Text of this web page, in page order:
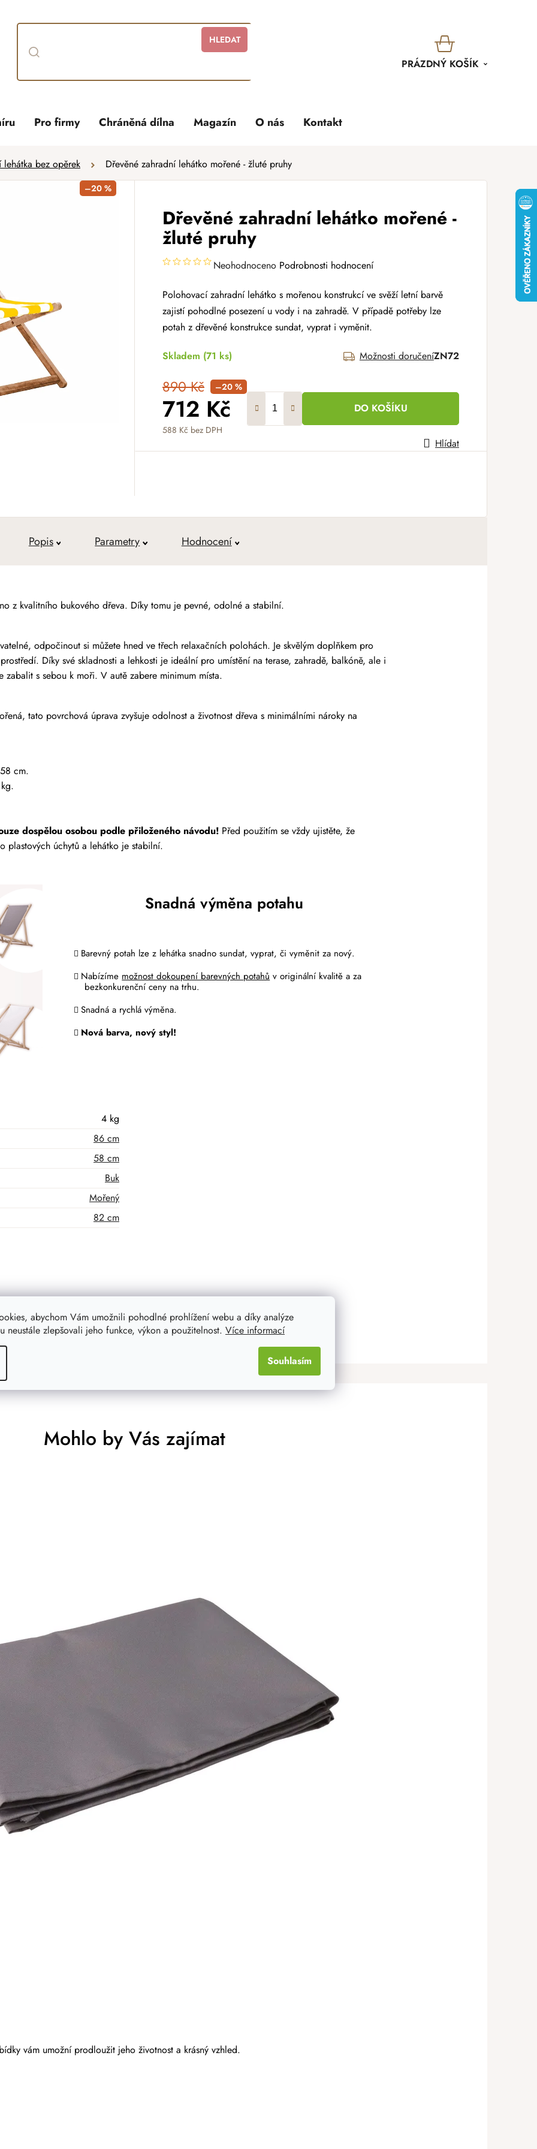
abychom Vám umožnili pohodlné prohlížení webu a díky analýze
neustále zlepšovali jeho funkce, výkon a použitelnost. Více informací
Souhlasím
HLEDAT
KOŠÍK
PRÁZDNÝ KOŠÍK
Pro firmy Chráněná dílna Magazín O nás Kontakt
lehátka bez opěrek Dřevěné zahradní lehátko mořené - žluté pruhy
Dřevěné zahradní lehátko mořené -
žluté pruhy
Neohodnoceno Podrobnosti hodnocení
Polohovací zahradní lehátko s mořenou konstrukcí ve svěží letní barvě
zajistí pohodlné posezení u vody i na zahradě. V případě potřeby lze
potah z dřevěné konstrukce sundat, vyprat i vyměnit.
Skladem (71 ks) Možnosti doručeníZN72
890 Kč –20 %
712 Kč
588 Kč bez DPH
Měrná cena:
DO KOŠÍKU
Hlídat
–20 %
Popis Parametry Hodnocení
z kvalitního bukového dřeva. Díky tomu je pevné, odolné a stabilní.
odpočinout si můžete hned ve třech relaxačních polohách. Je skvělým doplňkem pro
Díky své skladnosti a lehkosti je ideální pro umístění na terase, zahradě, balkóně, ale i
zabalit s sebou k moři. V autě zabere minimum místa.
tato povrchová úprava zvyšuje odolnost a životnost dřeva s minimálními nároky na
cm.
dospělou osobou podle přiloženého návodu!Před použitím se vždy ujistěte, že
plastových úchytů a lehátko je stabilní.
Snadná výměna potahu
Barevný potah lze z lehátka snadno sundat, vyprat, či vyměnit za nový.
Nabízíme možnost dokoupení barevných potahů v originální kvalitě a za
bezkonkurenční ceny na trhu.
Snadná a rychlá výměna.
Nová barva, nový styl!
4 kg
86 cm
58 cm
Buk
Mořený
82 cm
Mohlo by Vás zajímat
vám umožní prodloužit jeho životnost a krásný vzhled.